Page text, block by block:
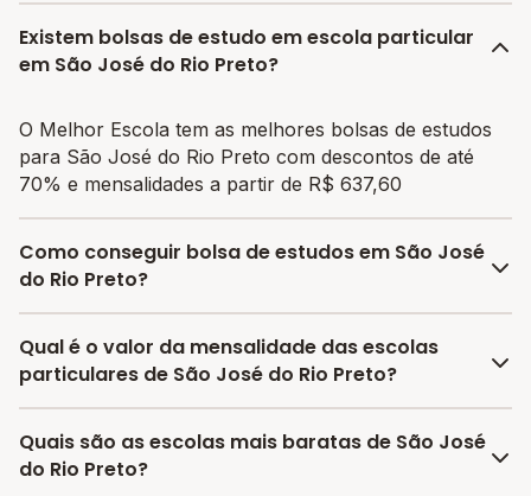
Existem bolsas de estudo em escola particular
em São José do Rio Preto?
O Melhor Escola tem as melhores bolsas de estudos
para São José do Rio Preto com descontos de até
70% e mensalidades a partir de R$ 637,60
Como conseguir bolsa de estudos em São José
do Rio Preto?
O programa de bolsa do Melhor Escola disponibiliza
vagas com até 80% de desconto nas mensalidades.
pré-matrícula no site.
Qual é o valor da mensalidade das escolas
particulares de São José do Rio Preto?
A média da mensalidade em São José do Rio Preto é
de R$ 1.278,44 reais, sendo a mensalidade mais
Quais são as escolas mais baratas de São José
do Rio Preto?